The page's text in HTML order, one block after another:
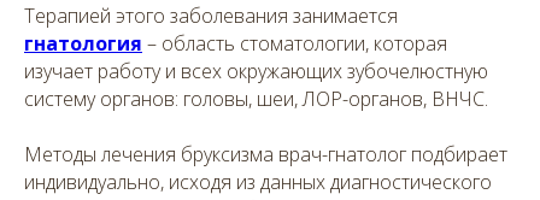
Терапией этого заболевания занимается
гнатология – область стоматологии, которая
изучает работу и всех окружающих зубочелюстную
систему органов: головы, шеи, ЛОР-органов, ВНЧС.
Методы лечения бруксизма врач-гнатолог подбирает
индивидуально, исходя из данных диагностического